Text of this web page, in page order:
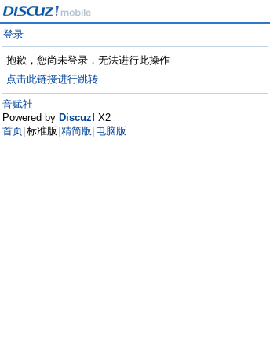
登录
抱歉，您尚未登录，无法进行此操作
点击此链接进行跳转
音赋社
Powered by Discuz! X2
首页 标准版 精简版 电脑版